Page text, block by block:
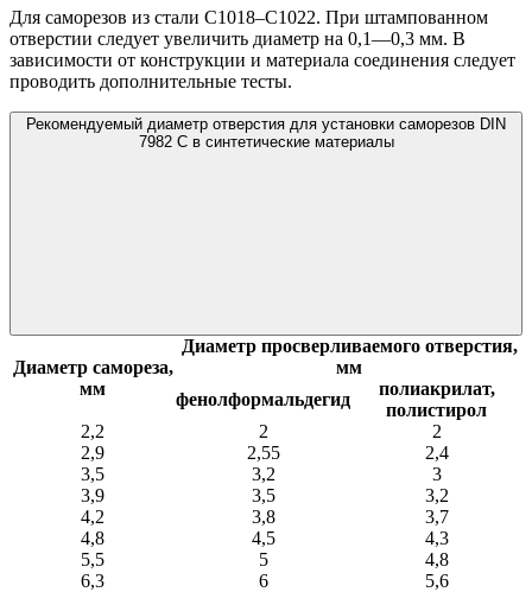
Для саморезов из стали С1018–С1022. При штампованном
отверстии следует увеличить диаметр на 0,1—0,3 мм. В
зависимости от конструкции и материала соединения следует
проводить дополнительные тесты.
Рекомендуемый диаметр отверстия для установки саморезов DIN
7982 C в синтетические материалы
Диаметр самореза,
мм
Диаметр просверливаемого отверстия,
мм
фенолформальдегид
полиакрилат,
полистирол
2,2
2
2
2,9
2,55
2,4
3,5
3,2
3
3,9
3,5
3,2
4,2
3,8
3,7
4,8
4,5
4,3
5,5
5
4,8
6,3
6 5,6